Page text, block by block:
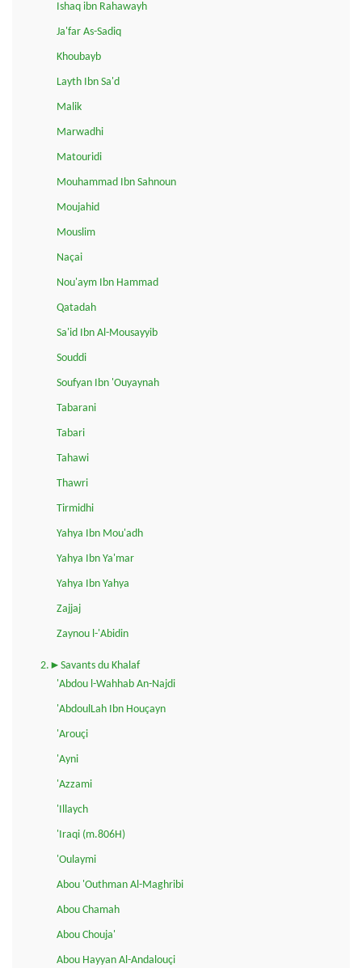
Ishaq ibn Rahawayh
Ja'far As-Sadiq
Khoubayb
Layth Ibn Sa'd
Malik
Marwadhi
Matouridi
Mouhammad Ibn Sahnoun
Moujahid
Mouslim
Naçai
Nou'aym Ibn Hammad
Qatadah
Sa'id Ibn Al-Mousayyib
Souddi
Soufyan Ibn 'Ouyaynah
Tabarani
Tabari
Tahawi
Thawri
Tirmidhi
Yahya Ibn Mou'adh
Yahya Ibn Ya'mar
Yahya Ibn Yahya
Zajjaj
Zaynou l-'Abidin
2.►Savants du Khalaf
'Abdou l-Wahhab An-Najdi
'AbdoulLah Ibn Houçayn
'Arouçi
'Ayni
'Azzami
'Illaych
'Iraqi (m.806H)
'Oulaymi
Abou 'Outhman Al-Maghribi
Abou Chamah
Abou Chouja'
Abou Hayyan Al-Andalouçi